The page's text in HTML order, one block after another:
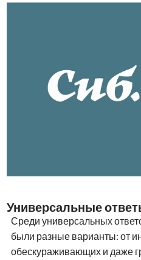
Универсальные
Среди универсальных
были разные варианты: от
обескураживающих и даже